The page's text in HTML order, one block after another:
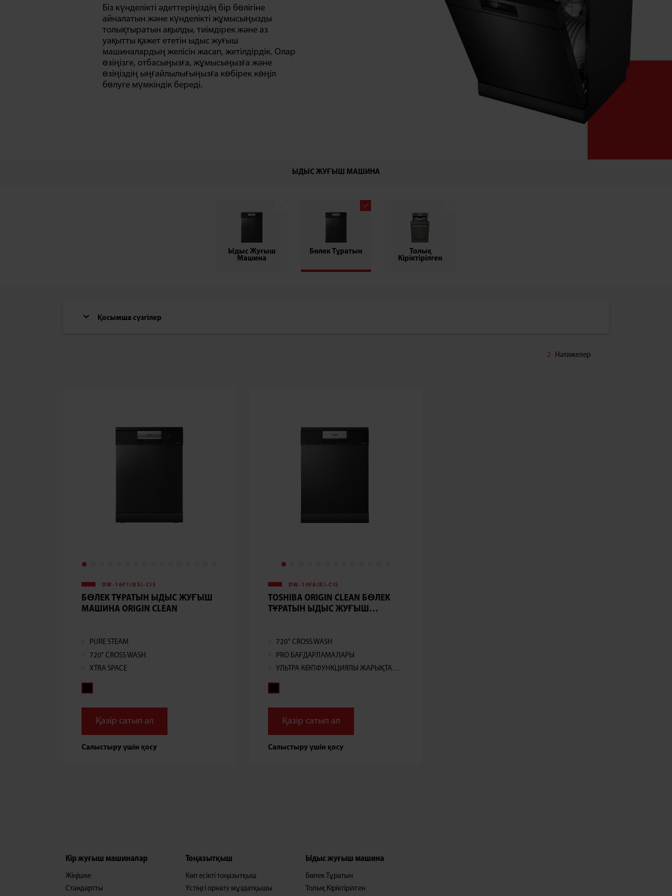
Біз күнделікті әдеттеріңіздің бір бөлігіне
айналатын және күнделікті жұмысыңызды
толықтыратын ақылды, тиімдірек және аз
уақытты қажет ететін ыдыс жуғыш
машиналардың желісін жасап, жетілдірдік. Олар
өзіңізге, отбасыңызға, жұмысыңызға және
өзіңіздің ыңғайлылығыңызға көбірек көңіл
бөлуге мүмкіндік береді.
ЫДЫС ЖУҒЫШ МАШИНА
Ыдыс Жуғыш
Машина
Бөлек Тұратын
Толық
Кіріктірілген
Қосымша сүзгілер
2 Нәтижелер
DW-16F1(BS)-CIS
БӨЛЕК ТҰРАТЫН ЫДЫС ЖУҒЫШ
МАШИНА ORIGIN CLEAN
PURE STEAM
720° CROSS WASH
XTRA SPACE
Қазір сатып ал
Салыстыру үшін қосу
DW-14F6(B)-CIS
TOSHIBA ORIGIN CLEAN БӨЛЕК
ТҰРАТЫН ЫДЫС ЖУҒЫШ
720° CROSS WASH
PRO БАҒДАРЛАМАЛАРЫ
УЛЬТРА КӨПФУНКЦИЯЛЫ ЖАРЫҚТАНДЫРУ
Қазір сатып ал
Салыстыру үшін қосу
Кір жуғыш машиналар
Жіңішке
Стандартты
Тоңазытқыш
Көп есікті тоңазытқыш
Үстіңгі орнату мұздатқышы
Ыдыс жуғыш машина
Бөлек Тұратын
Толық Кіріктірілген